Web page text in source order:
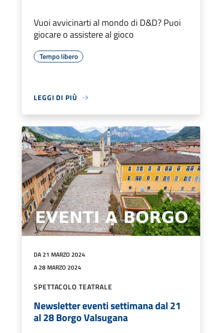
Vuoi avvicinarti al mondo di D&D? Puoi
giocare o assistere al gioco
Tempo libero
LEGGI DI PIÙ
DA 21 MARZO 2024
A 28 MARZO 2024
SPETTACOLO TEATRALE
Newsletter eventi settimana dal 21
al 28 Borgo Valsugana